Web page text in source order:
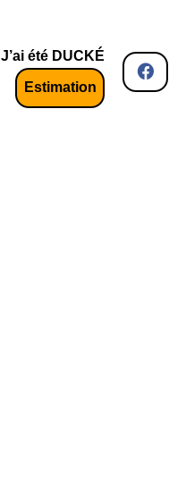
J’ai été DUCKÉ
Estimation